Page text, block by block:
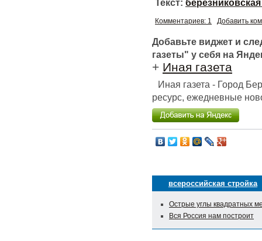
Комментариев: 1 Добавить
Добавьте виджет и
газеты" у себя на
+ Иная газета
Иная газета - Город
ресурс, ежедневные
всероссийская стройка
Острые углы квадратных
Вся Россия нам построит